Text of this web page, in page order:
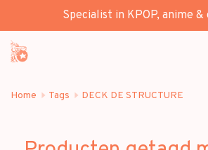
Specialist in KPOP, anime &
Home Tags DECK DE STRUCTURE